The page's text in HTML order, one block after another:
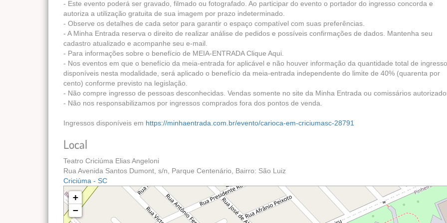
- Este evento poderá ser gravado, filmado ou fotografado. Ao participar do evento o portador do ingresso concorda e
autoriza a utilização gratuita de sua imagem por prazo indeterminado.
- Observe os detalhes de cada setor para garantir o espaço compatível com suas preferências.
- A Minha Entrada reserva o direito de realizar análise de pedidos e possíveis confirmações de dados. Mantenha seu
cadastro atualizado e acompanhe seu e-mail.
- Para informações sobre o benefício de MEIA-ENTRADA Clique Aqui.
- Nos eventos em que o benefício da meia-entrada for aplicável e não houver informação da quantidade total de
disponíveis nesta modalidade, será aplicado o benefício da meia-entrada independente do limite de 40% (quarenta por
cento) conforme previsto na legislação.
- Não compre ingresso de pessoas desconhecidas. Vendas somente no site da Minha Entrada ou comissários
- Não nos responsabilizamos por ingressos comprados fora dos pontos de venda.
Ingressos disponíveis em https://minhaentrada.com.br/evento/carioca-em-criciumasc-28791
Local
Teatro Criciúma Elias Angeloni
Rua Avenida Santos Dumont, s/n, Parque Centenário, Bairro: São Luiz
Criciúma - SC
+
−